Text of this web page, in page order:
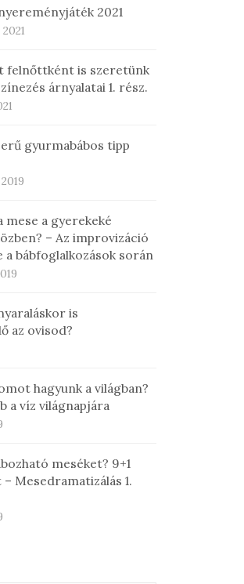
2021
felnőttként is szeretünk
árnyalatai 1. rész.
gyurmabábos tipp
mese a gyerekeké
– Az improvizáció
a bábfoglalkozások során
is
az ovisod?
hagyunk a világban?
a víz világnapjára
meséket? 9+1
Mesedramatizálás 1.